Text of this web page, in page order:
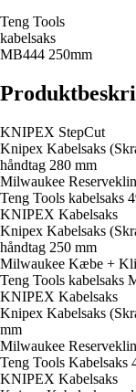
Teng Tools
kabelsaks
MB444 250mm
KNIPEX StepCut
Knipex Kabelsaks
håndtag 280 mm
Milwaukee
Teng Tools kabelsaks
KNIPEX Kabelsaks
Knipex Kabelsaks
håndtag 250 mm
Milwaukee Kæbe +
Teng Tools kabelsaks
KNIPEX Kabelsaks
Knipex Kabelsaks
mm
Milwaukee
Teng Tools Kabelsaks
KNIPEX Kabelsaks